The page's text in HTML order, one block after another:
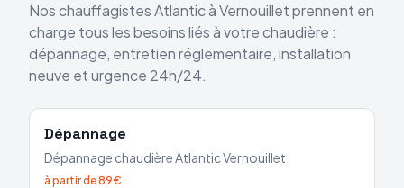
Nos chauffagistesAtlanticàVernouilletprennent en
charge tous les besoins liés à votre chaudière :
dépannage, entretien réglementaire, installation
neuve et urgence 24h/24.
Dépannage
Dépannage chaudièreAtlanticVernouillet
à partir de 89€